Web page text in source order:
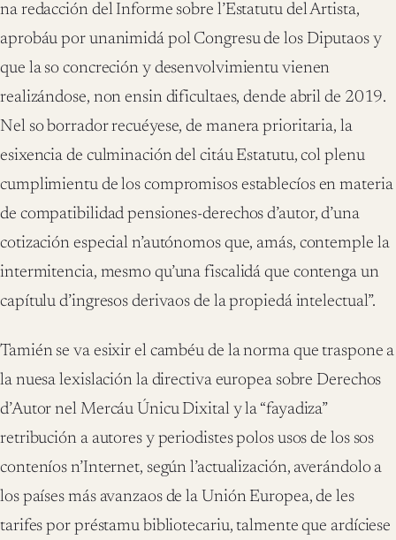
na redacción del Informe sobre l’Estatutu del Artista,
aprobáu por unanimidá pol Congresu de los Diputaos y
que la so concreción y desenvolvimientu vienen
realizándose, non ensin dificultaes, dende abril de 2019.
Nel so borrador recuéyese, de manera prioritaria, la
esixencia de culminación del citáu Estatutu, col plenu
cumplimientu de los compromisos establecíos en materia
de compatibilidad pensiones-derechos d’autor, d’una
cotización especial n’autónomos que, amás, contemple la
intermitencia, mesmo qu’una fiscalidá que contenga un
capítulu d’ingresos derivaos de la propiedá intelectual”.
Tamién se va esixir el cambéu de la norma que traspone a
la nuesa lexislación la directiva europea sobre Derechos
d’Autor nel Mercáu Únicu Dixital y la “fayadiza”
retribución a autores y periodistes polos usos de los sos
conteníos n’Internet, según l’actualización, averándolo a
los países más avanzaos de la Unión Europea, de les
tarifes por préstamu bibliotecariu, talmente que ardíciese